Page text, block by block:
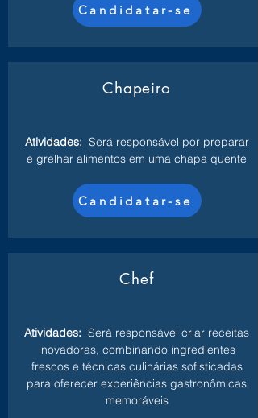
Candidatar-se
Chapeiro
Atividades: Será responsável por preparar
e grelhar alimentos em uma chapa quente
Candidatar-se
Chef
Atividades: Será responsável criar receitas
inovadoras, combinando ingredientes
frescos e técnicas culinárias sofisticadas
para oferecer experiências gastronômicas
memoráveis